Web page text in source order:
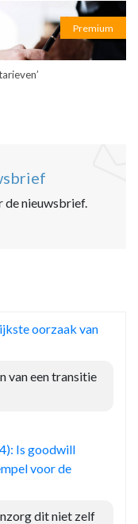
Premium
de nieuwsbrief.
oorzaak van
van een transitie
Is goodwill
voor de
dit niet zelf